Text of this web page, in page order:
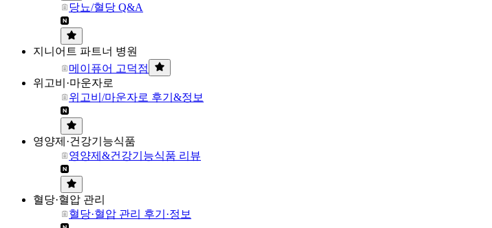
당뇨/혈당 Q&A
지니어트 파트너 병원
메이퓨어 고덕점
위고비·마운자로
위고비/마운자로 후기&정보
영양제·건강기능식품
영양제&건강기능식품 리뷰
혈당·혈압 관리
혈당·혈압 관리 후기·정보